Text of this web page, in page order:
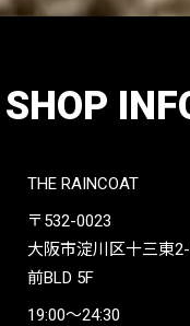
SHOP
THE RAINCOAT
〒532-0023
大阪市淀川区十三東
前BLD 5F
19:00〜24:30